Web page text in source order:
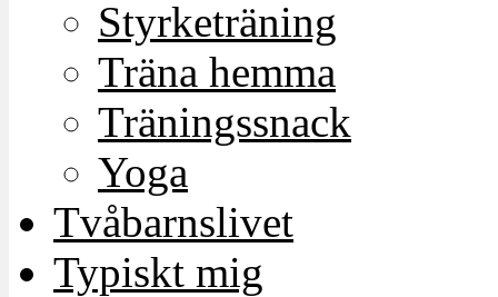
Styrketräning
Träna hemma
Träningssnack
Yoga
Tvåbarnslivet
Typiskt mig